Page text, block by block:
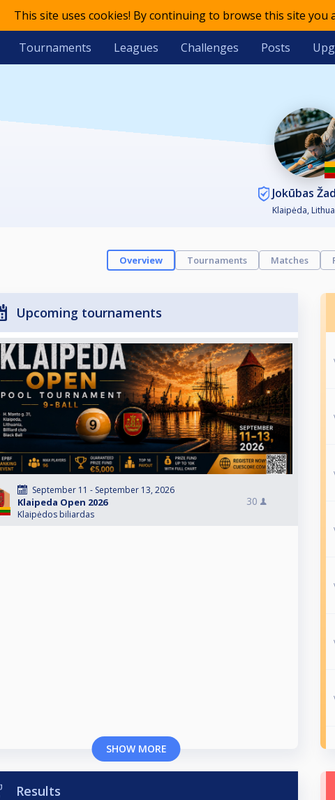
This site uses cookies! By continuing to browse this site
Tournaments Leagues Challenges Posts
Jokūbas
Klaipėda,
Overview Tournaments Matches
Upcoming tournaments
September 11 - September 13, 2026
Klaipeda Open 2026
Klaipėdos biliardas
30
SHOW MORE
Results